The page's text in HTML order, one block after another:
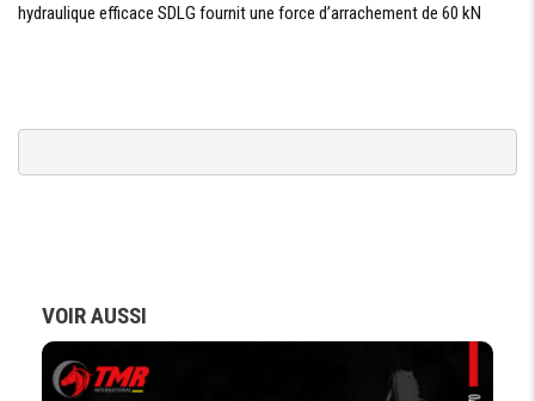
TYPE DU
CAPACITÉ DE LA
BENNE
CAPACITÉ
GODET
hydraulique efficace SDLG fournit une force d’arrachement de 60 kN
VOIR AUSSI